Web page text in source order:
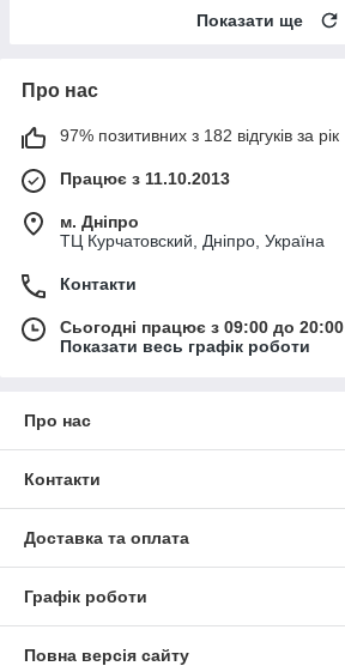
Показати ще
Про нас
97% позитивних з 182 відгуків за рік
Працює з 11.10.2013
м. Дніпро
ТЦ Курчатовский, Дніпро, Україна
Контакти
Сьогодні працює з 09:00 до 20:00
Показати весь графік роботи
Про нас
Контакти
Доставка та оплата
Графік роботи
Повна версія сайту